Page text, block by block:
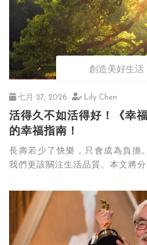
創造美好生活
七月 27, 2026 Lily Chen
活得久不如活得好！《幸
的幸福指南！
長壽若少了快樂，只會成為負擔
我們更該關注生活品質。本文將